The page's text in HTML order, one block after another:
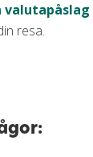
resa.